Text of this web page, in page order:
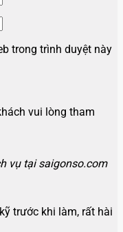
trong trình duyệt này
vui lòng tham
vụ tại saigonso.com
trước khi làm, rất hài